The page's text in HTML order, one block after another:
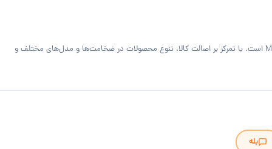
فروشگاه MDF Bazaar ارائه‌دهنده متریال تخصصی کابینت و دکوراسیون داخلی شامل ورق MDF خام و رنگی، هایگلاس، PVC فومیزه سفید و روکش‌دار و صفحه کابینت MDF است. با تمرکز بر اصالت کالا، تنوع محصولات در ضخامت‌ها و مدل‌های مختلف و
بله